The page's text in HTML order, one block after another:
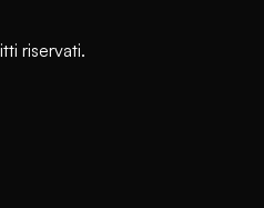
riservati.